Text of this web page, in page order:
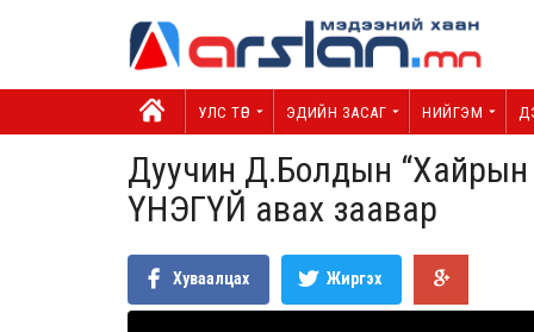
УЛС ТӨР ЭДИЙН ЗАСАГ НИЙГЭМ
Дуучин Д.Болдын “Хайрын
ҮНЭГҮЙ авах заавар
Хуваалцах Жиргэх